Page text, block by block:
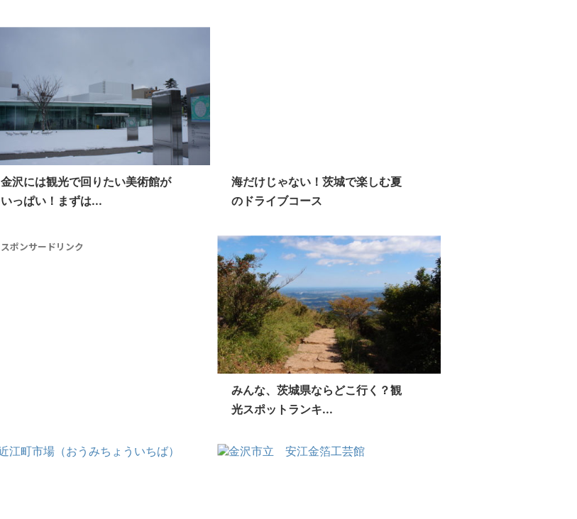
金沢には観光で回りたい美術館が
いっぱい！まずは...
海だけじゃない！茨城で楽しむ夏
のドライブコース
スポンサードリンク
みんな、茨城県ならどこ行く？観
光スポットランキ...